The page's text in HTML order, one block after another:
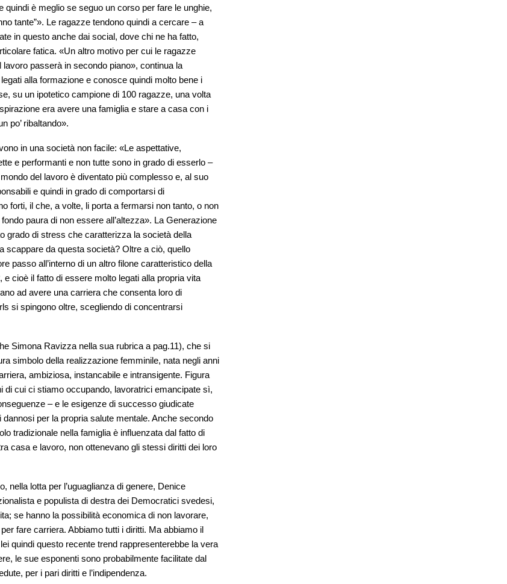
è meglio se seguo un corso per fare le unghie,
tante”». Le ragazze tendono quindi a cercare – a
in questo anche dai social, dove chi ne ha fatto,
fatica. «Un altro motivo per cui le ragazze
passerà in secondo piano», continua la
alla formazione e conosce quindi molto bene i
su un ipotetico campione di 100 ragazze, una volta
era avere una famiglia e stare a casa con i
po’ ribaltando».
in una società non facile: «Le aspettative,
e performanti e non tutte sono in grado di esserlo –
del lavoro è diventato più complesso e, al suo
e quindi in grado di comportarsi di
forti, il che, a volte, li porta a fermarsi non tanto, o non
paura di non essere all’altezza». La Generazione
grado di stress che caratterizza la società della
scappare da questa società? Oltre a ciò, quello
passo all’interno di un altro filone caratteristico della
cioè il fatto di essere molto legati alla propria vita
ad avere una carriera che consenta loro di
si spingono oltre, scegliendo di concentrarsi
Simona Ravizza nella sua rubrica a pag.11), che si
simbolo della realizzazione femminile, nata negli anni
ambiziosa, instancabile e intransigente. Figura
di cui ci stiamo occupando, lavoratrici emancipate sì,
– e le esigenze di successo giudicate
per la propria salute mentale. Anche secondo
tradizionale nella famiglia è influenzata dal fatto di
casa e lavoro, non ottenevano gli stessi diritti dei loro
nella lotta per l’uguaglianza di genere, Denice
e populista di destra dei Democratici svedesi,
se hanno la possibilità economica di non lavorare,
fare carriera. Abbiamo tutti i diritti. Ma abbiamo il
quindi questo recente trend rappresenterebbe la vera
le sue esponenti sono probabilmente facilitate dal
per i pari diritti e l’indipendenza.